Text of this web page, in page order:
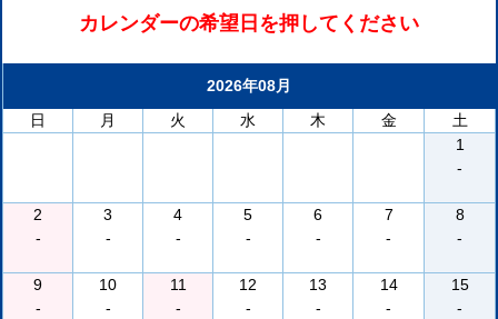
カレンダーの希望日を押してください
2026年08月
日
月 火 水 木 金
土
1
-
2
-
3
-
4
-
5
-
6
-
7
-
8
-
9
-
10
-
11
-
12
-
13
-
14
-
15
-